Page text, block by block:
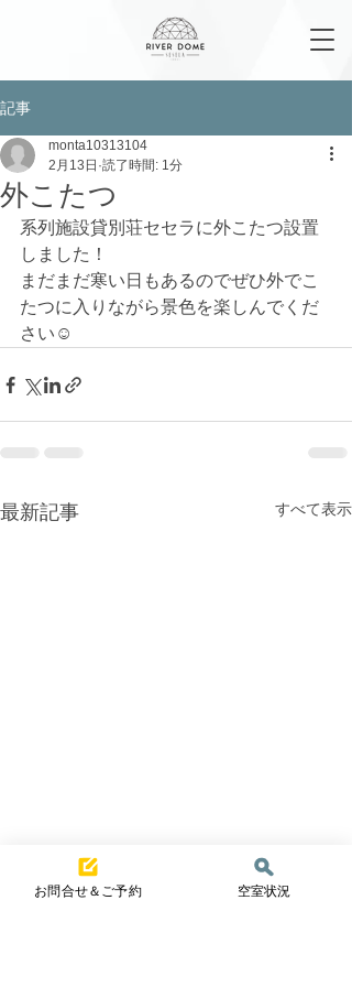
記事
外こたつ
monta10313104
2月13日 読了時間: 1分
系列施設貸別荘セセラに外こたつ設置
しました！
まだまだ寒い日もあるのでぜひ外でこ
たつに入りながら景色を楽しんでくだ
さい☺️
最新記事 すべて表示
お問合せ＆ご予約 空室状況